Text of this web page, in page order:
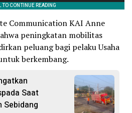
Communication KAI Anne
peningkatan mobilitas
peluang bagi pelaku Usaha
berkembang.
Saat
Sebidang